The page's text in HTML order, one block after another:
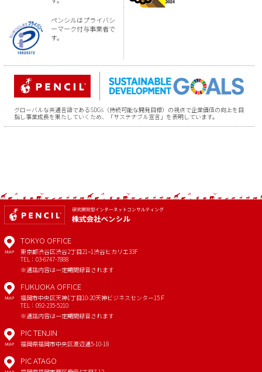
ペンシルはプライバシ
ーマーク付与事業者で
す。
グローバルな共通言語であるSDGs（持続可能な開発目標）の視点で企業価値の向上を目
指し事業成長を果たしていくため、「サステナブル宣言」を表明しています。
MAP
TOKYO OFFICE
東京都渋谷区渋谷2丁目21−1渋谷ヒカリエ33F
TEL：03-6747-7888
※通話内容は一定期間録音されます
MAP
FUKUOKA OFFICE
福岡市中央区天神1丁目10-20天神ビジネスセンター15Ｆ
TEL：092-235-5210
※通話内容は一定期間録音されます
MAP
PIC TENJIN
福岡県福岡市中央区渡辺通5-10-18
PIC ATAGO